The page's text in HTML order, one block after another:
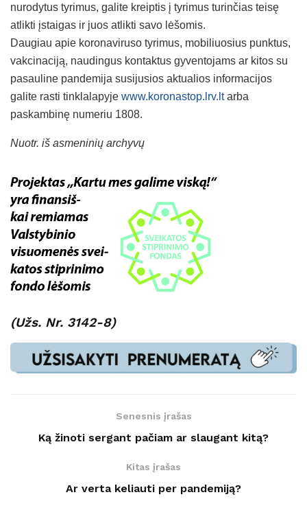
nurodytus tyrimus, galite kreiptis į tyrimus turinčias teisę
atlikti įstaigas ir juos atlikti savo lėšomis.
Daugiau apie koronaviruso tyrimus, mobiliuosius punktus,
vakcinaciją, naudingus kontaktus gyventojams ar kitos su
pasauline pandemija susijusios aktualios informacijos
galite rasti tinklalapyje www.koronastop.lrv.ltarba
paskambinę numeriu 1808.
Nuotr. iš asmeninių archyvų
(Užs. Nr. 3142-8)
Senesnis įrašas
Ką žinoti sergant pačiam ar slaugant kitą?
Kitas įrašas
Ar verta keliauti per pandemiją?